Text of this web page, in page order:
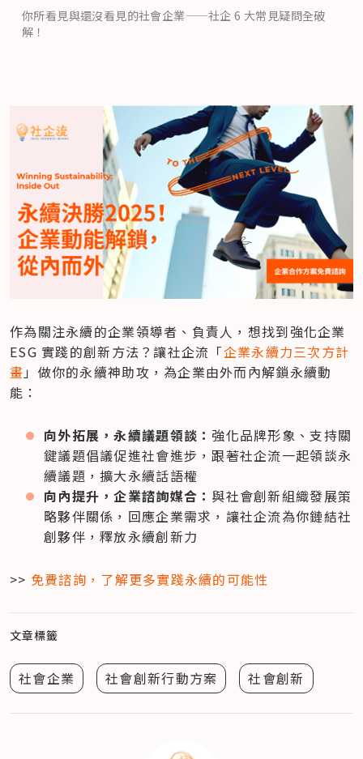
你所看見與還沒看見的社會企業——社企 6 大常見疑問全破
解！
作為關注永續的企業領導者、負責人，想找到強化企業
ESG 實踐的創新方法？讓社企流「企業永續力三次方計
畫 」做你的永續神助攻，為企業由外而內解鎖永續動
能：
向外拓展，永續議題領談： 強化品牌形象、支持關
鍵議題倡議促進社會進步，跟著社企流一起領談永
續議題，擴大永續話語權
向內提升，企業諮詢媒合： 與社會創新組織發展策
略夥伴關係，回應企業需求，讓社企流為你鏈結社
創夥伴，釋放永續創新力
>> 免費諮詢，了解更多實踐永續的可能性
文章標籤
社會企業 社會創新行動方案 社會創新